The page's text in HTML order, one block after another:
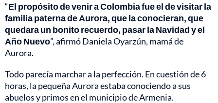
“El propósito de venir a Colombia fue el de visitar la
familia paterna de Aurora, que la conocieran, que
quedara un bonito recuerdo, pasar la Navidad y el
Año Nuevo”, afirmó Daniela Oyarzún, mamá de
Aurora.
Todo parecía marchar a la perfección. En cuestión de 6
horas, la pequeña Aurora estaba conociendo a sus
abuelos y primos en el municipio de Armenia.